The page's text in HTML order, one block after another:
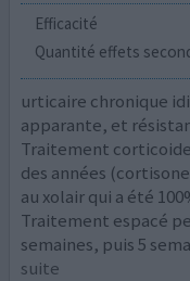
Efficacité
Quantité effets
urticaire chronique
apparante, et
Traitement
des années
au xolair qui a été
Traitement espacé
semaines, puis 5
suite